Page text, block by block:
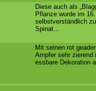
Diese auch als
Pflanze wurde im
selbstverständlich
Spinat...
Mit seinen rot
Ampfer sehr zierend
essbare Dekoration